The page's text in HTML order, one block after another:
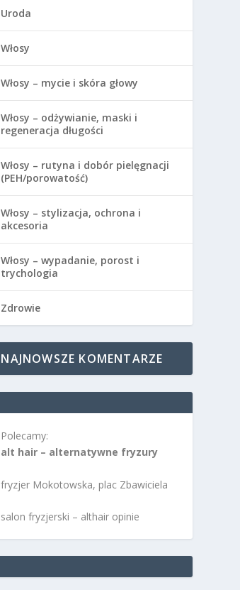
Uroda
Włosy
Włosy – mycie i skóra głowy
Włosy – odżywianie, maski i
regeneracja długości
Włosy – rutyna i dobór pielęgnacji
(PEH/porowatość)
Włosy – stylizacja, ochrona i
akcesoria
Włosy – wypadanie, porost i
trychologia
Zdrowie
NAJNOWSZE KOMENTARZE
Polecamy:
alt hair – alternatywne fryzury
fryzjer Mokotowska, plac Zbawiciela
salon fryzjerski – althair opinie